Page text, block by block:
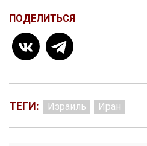
ПОДЕЛИТЬСЯ
ТЕГИ: Израиль Иран